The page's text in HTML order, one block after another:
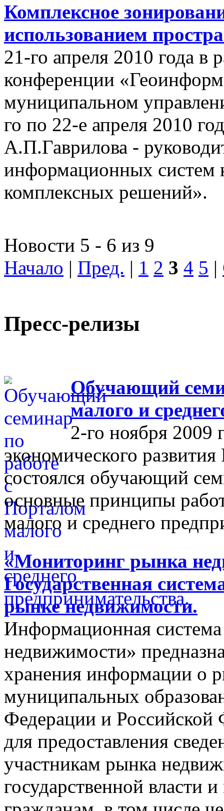
Комплексное
использованием
21-го апреля 2010 года в
конференции
муниципальном
го по 22-е апреля 2010
А.П.Гаврилова -
информационных систем
комплексных решений».
Новости 5 - 6 из 9
Начало | Пред. | 1 2 3 4 5 |
Пресс-релизы
Обучающий
малого и
2-го ноября 2009
экономического
состоялся обучающий
основные принципы
малого и среднего
«Мониторинг рынка
Государственная
рынке недвижимости.
Информационная
недвижимости»
хранения информации о
муниципальных
Федерации и Российской
для предоставления
участникам рынка
государственной власти